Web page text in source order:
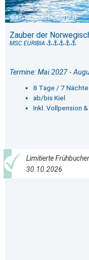
shutterstock_2494881631
Zauber der
MSC EURIBIA
Termine: Mai 2027 -
8 Tage / 7 Nächte
ab/bis Kiel
Inkl. Vollpension
Limitierte
30.10.2026